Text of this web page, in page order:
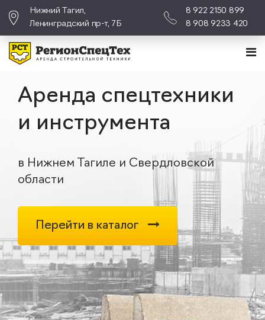
Нижний Тагил,
Ленинградский пр-т, 7Б
8 922 2150 899
8 908 9233 420
Аренда спецтехники
и инструмента
в Нижнем Тагиле и Свердловской
области
Перейти в каталог